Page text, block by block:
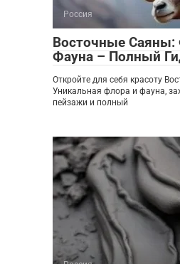
Россия
Восточные Саяны:
Фауна – Полный
Откройте для себя красоту
Уникальная флора и фауна,
пейзажи и полный